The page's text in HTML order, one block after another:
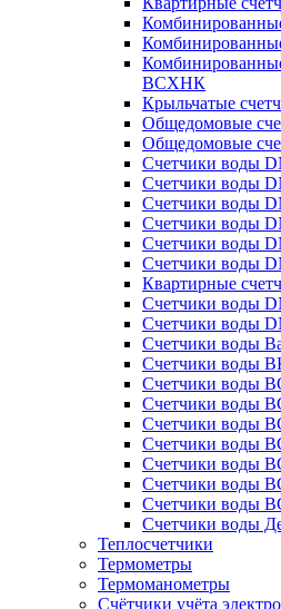
ВСХНК
Крыльчатые
Общедомовые
Общедомовые
Счетчики воды
Счетчики воды
Счетчики воды
Счетчики воды
Счетчики воды
Счетчики воды
Квартирные
Счетчики воды
Счетчики воды
Счетчики воды
Счетчики воды
Счетчики воды
Счетчики воды
Счетчики воды
Счетчики воды
Счетчики воды
Счетчики воды
Счетчики воды
Счетчики воды
Теплосчетчики
Термометры
Термоманометры
Счётчики учёта